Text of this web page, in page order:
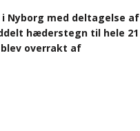
Nyborg med deltagelse af
hæderstegn til hele 21
overrakt af